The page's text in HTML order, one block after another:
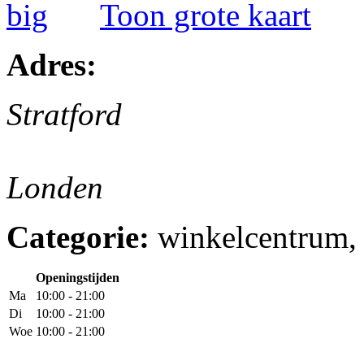
Toon grote kaart
Adres:
Stratford
Londen
Categorie:
Openingstijden
Ma
10:00 - 21:00
Di
10:00 - 21:00
Woe 10:00 - 21:00